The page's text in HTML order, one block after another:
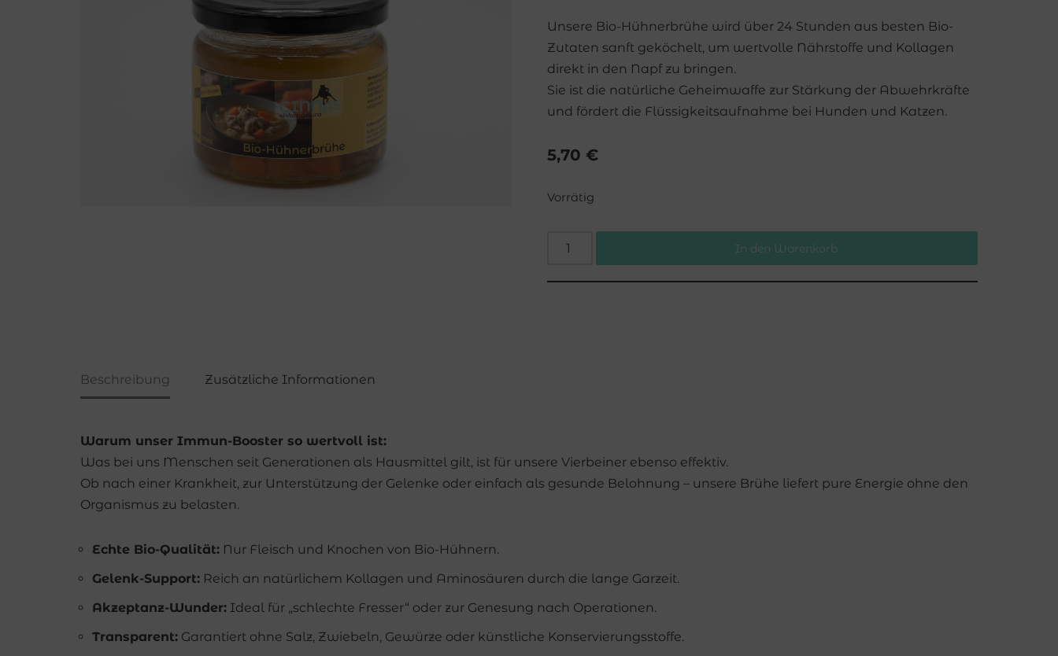
Unsere Bio-Hühnerbrühe wird über 24 Stunden aus besten Bio-
Zutaten sanft geköchelt, um wertvolle Nährstoffe und Kollagen
direkt in den Napf zu bringen.
Sie ist die natürliche Geheimwaffe zur Stärkung der Abwehrkräfte
und fördert die Flüssigkeitsaufnahme bei Hunden und Katzen.
5,70 €
Vorrätig
In den Warenkorb
Beschreibung Zusätzliche Informationen
Warum unser Immun-Booster so wertvoll ist:
Was bei uns Menschen seit Generationen als Hausmittel gilt, ist für unsere Vierbeiner ebenso effektiv.
Ob nach einer Krankheit, zur Unterstützung der Gelenke oder einfach als gesunde Belohnung – unsere Brühe liefert pure Energie ohne den
Organismus zu belasten.
Echte Bio-Qualität: Nur Fleisch und Knochen von Bio-Hühnern.
Gelenk-Support: Reich an natürlichem Kollagen und Aminosäuren durch die lange Garzeit.
Akzeptanz-Wunder: Ideal für „schlechte Fresser“ oder zur Genesung nach Operationen.
Transparent: Garantiert ohne Salz, Zwiebeln, Gewürze oder künstliche Konservierungsstoffe.